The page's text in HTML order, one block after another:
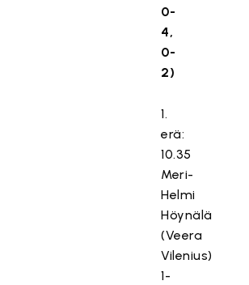
0-
4,
0-
2)
1.
erä:
10.35
Meri-
Helmi
Höynälä
(Veera
Vilenius)
1-